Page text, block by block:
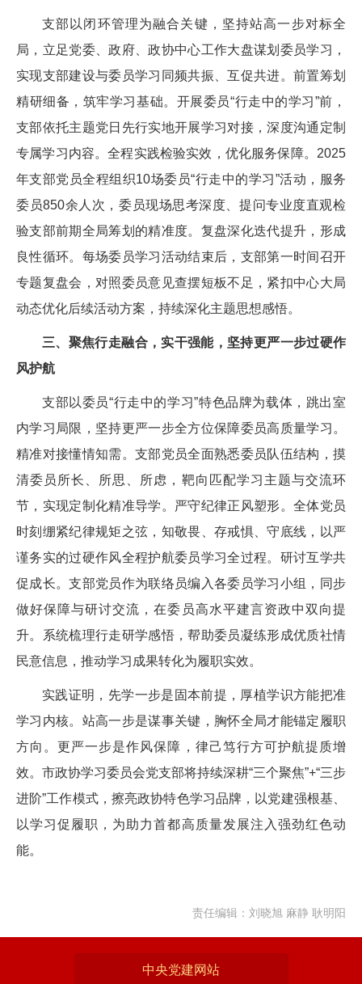
支部以闭环管理为融合关键，坚持站高一步对标全
局，立足党委、政府、政协中心工作大盘谋划委员学习，
实现支部建设与委员学习同频共振、互促共进。前置筹划
精研细备，筑牢学习基础。开展委员“行走中的学习”前，
支部依托主题党日先行实地开展学习对接，深度沟通定制
专属学习内容。全程实践检验实效，优化服务保障。2025
年支部党员全程组织10场委员“行走中的学习”活动，服务
委员850余人次，委员现场思考深度、提问专业度直观检
验支部前期全局筹划的精准度。复盘深化迭代提升，形成
良性循环。每场委员学习活动结束后，支部第一时间召开
专题复盘会，对照委员意见查摆短板不足，紧扣中心大局
动态优化后续活动方案，持续深化主题思想感悟。
三、聚焦行走融合，实干强能，坚持更严一步过硬作
风护航
支部以委员“行走中的学习”特色品牌为载体，跳出室
内学习局限，坚持更严一步全方位保障委员高质量学习。
精准对接懂情知需。支部党员全面熟悉委员队伍结构，摸
清委员所长、所思、所虑，靶向匹配学习主题与交流环
节，实现定制化精准导学。严守纪律正风塑形。全体党员
时刻绷紧纪律规矩之弦，知敬畏、存戒惧、守底线，以严
谨务实的过硬作风全程护航委员学习全过程。研讨互学共
促成长。支部党员作为联络员编入各委员学习小组，同步
做好保障与研讨交流，在委员高水平建言资政中双向提
升。系统梳理行走研学感悟，帮助委员凝练形成优质社情
民意信息，推动学习成果转化为履职实效。
实践证明，先学一步是固本前提，厚植学识方能把准
学习内核。站高一步是谋事关键，胸怀全局才能锚定履职
方向。更严一步是作风保障，律己笃行方可护航提质增
效。市政协学习委员会党支部将持续深耕“三个聚焦”+“三步
进阶”工作模式，擦亮政协特色学习品牌，以党建强根基、
以学习促履职，为助力首都高质量发展注入强劲红色动
能。
责任编辑：刘晓旭 麻静 耿明阳
中央党建网站